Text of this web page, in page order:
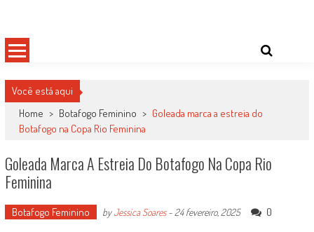
content
Você está aqui
Home > Botafogo Feminino > Goleada marca a estreia do
Botafogo na Copa Rio Feminina
Goleada Marca A Estreia Do Botafogo Na Copa Rio
Feminina
Botafogo Feminino byJessica Soares- 24 fevereiro, 2025 0